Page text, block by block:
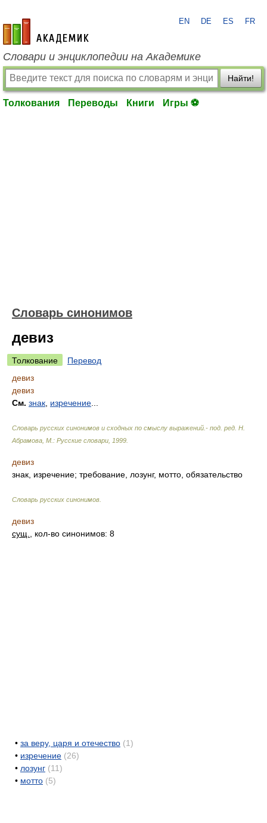
academic.ru
EN DE ES FR
Словари и энциклопедии на Академике
Найти!
Толкования Переводы Книги Игры ⚽
Словарь синонимов
девиз
Толкование
Перевод
девиз
девиз
См. знак изречение
Словарь русских синонимов и сходных по смыслу выражений.- под. ред. Н.
Абрамова, М.: Русские словари 1999
девиз
знак, изречение; требование, лозунг, мотто, обязательство
Словарь русских синонимов
девиз
сущ.
, кол-во синонимов: 8
• за веру, царя и отечество (1)
• изречение (26)
• лозунг (11)
• мотто (5)